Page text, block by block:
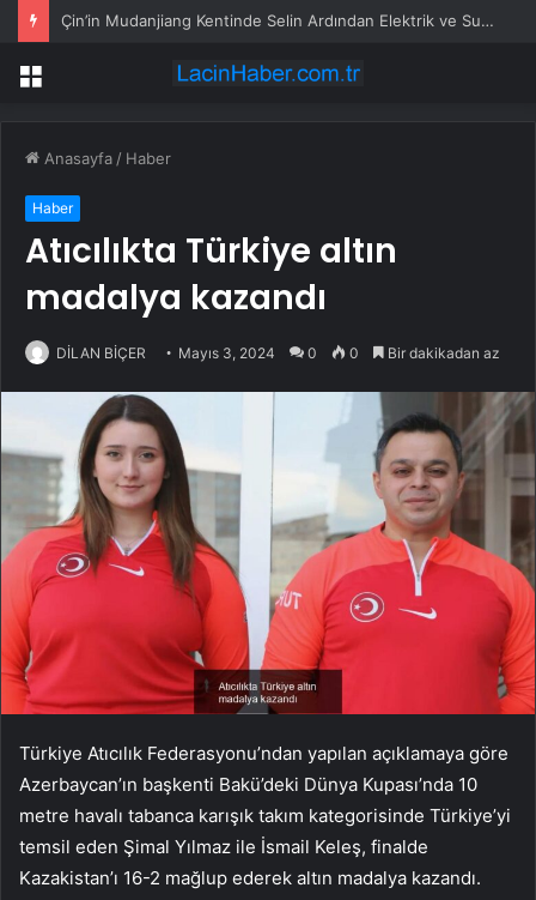
Çin’in Mudanjiang Kentinde Selin Ardından Elektrik ve Su Hizmetlerini Yeniden Sağlama Çalışmaları Sürüyor
Menü
Anasayfa / Haber
Haber
Atıcılıkta Türkiye altın
madalya kazandı
DİLAN BİÇER Mayıs 3, 2024 0 0 Bir dakikadan az
Türkiye Atıcılık Federasyonu’ndan yapılan açıklamaya göre
Azerbaycan’ın başkenti Bakü’deki Dünya Kupası’nda 10
metre havalı tabanca karışık takım kategorisinde Türkiye’yi
temsil eden Şimal Yılmaz ile İsmail Keleş, finalde
Kazakistan’ı 16-2 mağlup ederek altın madalya kazandı.